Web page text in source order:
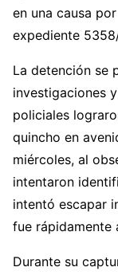
en una causa
expediente
La detención se
investigaciones
policiales
quincho en
miércoles, al
intentaron
intentó escapar
fue rápidamente
Durante su